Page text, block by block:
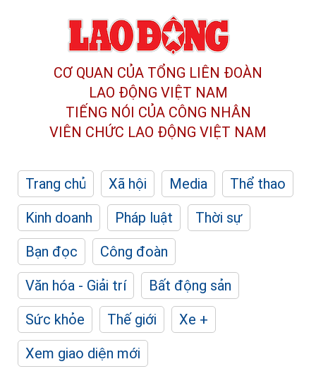
CƠ QUAN CỦA TỔNG LIÊN ĐOÀN
LAO ĐỘNG VIỆT NAM
TIẾNG NÓI CỦA CÔNG NHÂN
VIÊN CHỨC LAO ĐỘNG VIỆT NAM
Trang chủ Xã hội Media
Thể thao
Kinh doanh
Pháp luật
Thời sự
Bạn đọc
Công đoàn
Văn hóa - Giải trí
Bất động sản
Sức khỏe
Thế giới
Xe +
Xem giao diện mới